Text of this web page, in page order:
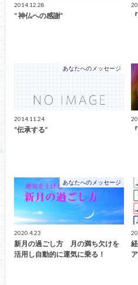
2014.12.28
“ 神仏への感謝”
あなたへのメッセージ
2014.11.24
“伝承する”
あなたへのメッセージ
2020.4.23
新月の過ごし方 月の満ち欠けを
活用し自動的に運気に乗る！